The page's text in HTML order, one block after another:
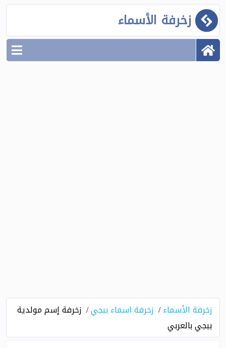
زخرفة الأسماء
زخرفة الأسماء زخرفة اسماء ببجي
زخرفة إسم مولدية
ببجي بالعربي